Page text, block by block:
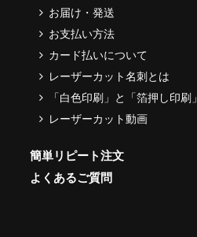
お届け・発送
お支払い方法
カード払いについて
レーザーカット名刺とは
「白色印刷」と「箔押し印刷」
レーザーカット動画
簡単リピート注文
よくあるご質問